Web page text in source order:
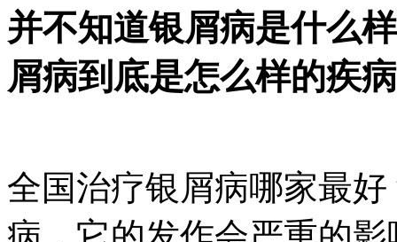
并不知道银屑病是什么
屑病到底是怎么样的疾
全国治疗银屑病哪家最